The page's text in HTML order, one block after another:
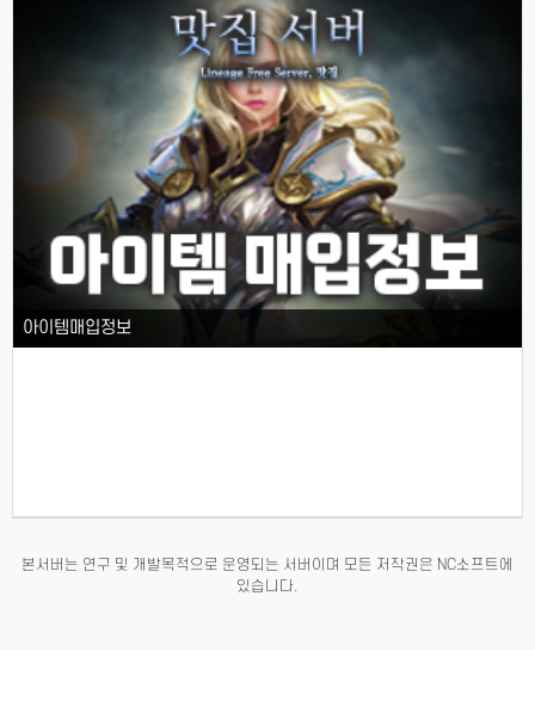
아이템매입정보
본서버는 연구 및 개발목적으로 운영되는 서버이며 모든 저작권은 NC소프트에
있습니다.